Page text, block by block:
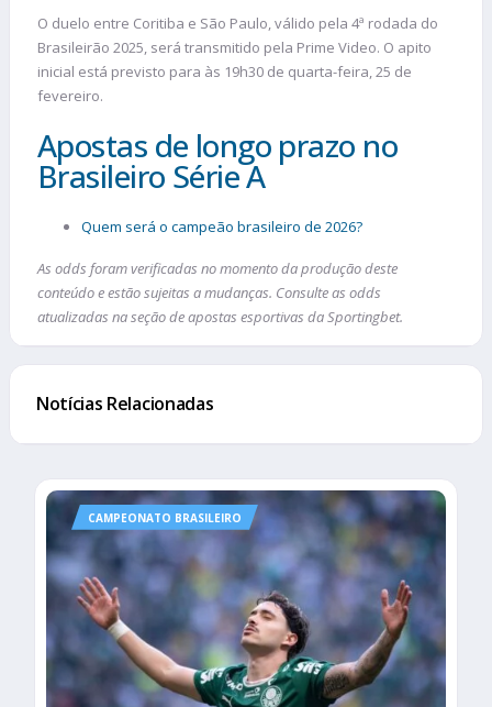
O duelo entre Coritiba e São Paulo, válido pela 4ª rodada do
Brasileirão 2025, será transmitido pela Prime Video. O apito
inicial está previsto para às 19h30 de quarta-feira, 25 de
fevereiro.
Apostas de longo prazo no
Brasileiro Série A
Quem será o campeão brasileiro de 2026?
As odds foram verificadas no momento da produção deste
conteúdo e estão sujeitas a mudanças. Consulte as odds
atualizadas na seção de apostas esportivas da Sportingbet.
Notícias Relacionadas
CAMPEONATO BRASILEIRO